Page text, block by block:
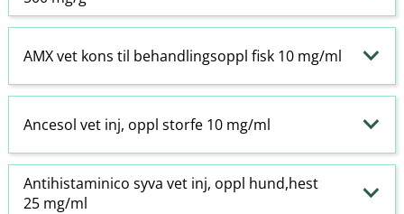
AMX vet kons til behandlingsoppl fisk 10 mg/ml
Ancesol vet inj, oppl storfe 10 mg/ml
Antihistaminico syva vet inj, oppl hund,hest
25 mg/ml